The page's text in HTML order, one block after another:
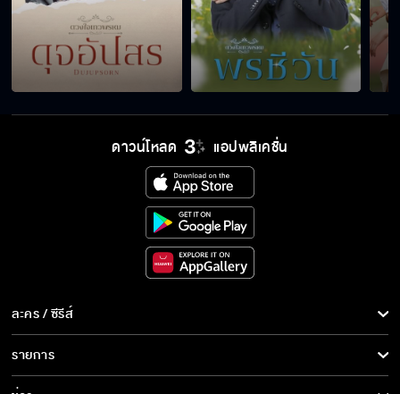
ตกใจเหรอที่พี่รู้ทัน
เลี้ยงลูกมันสนุกตรงไหน
พูดอะไร พี่ไม่ได้ยินเลย
ฉันคงไม่ใช่น้องของคุณ เป็นแค่บ่าวก็พอแล้วแหละ
ดาวน์โหลด แอปพลิเคชั่น
ละคร / ซีรีส์
ละคร/ซีรีส์
ซีรีส์นานาชาติ
รายการ
รายการทั้งหมด